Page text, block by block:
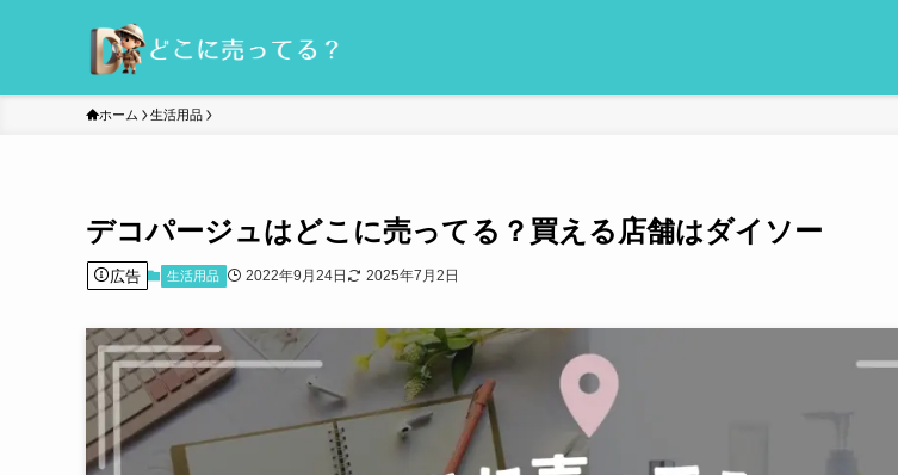
ホーム 生活用品
デコパージュはどこに売ってる？買える店舗はダイソー
広告 生活用品 2022年9月24日 2025年7月2日